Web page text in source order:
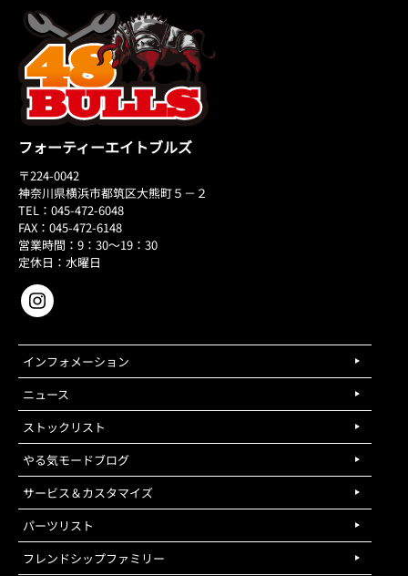
フォーティーエイトブルズ
〒224-0042
神奈川県横浜市都筑区大熊町５－２
TEL：045-472-6048
FAX：045-472-6148
営業時間：9：30～19：30
定休日：水曜日
インフォメーション
ニュース
ストックリスト
やる気モードブログ
サービス＆カスタマイズ
パーツリスト
フレンドシップファミリー